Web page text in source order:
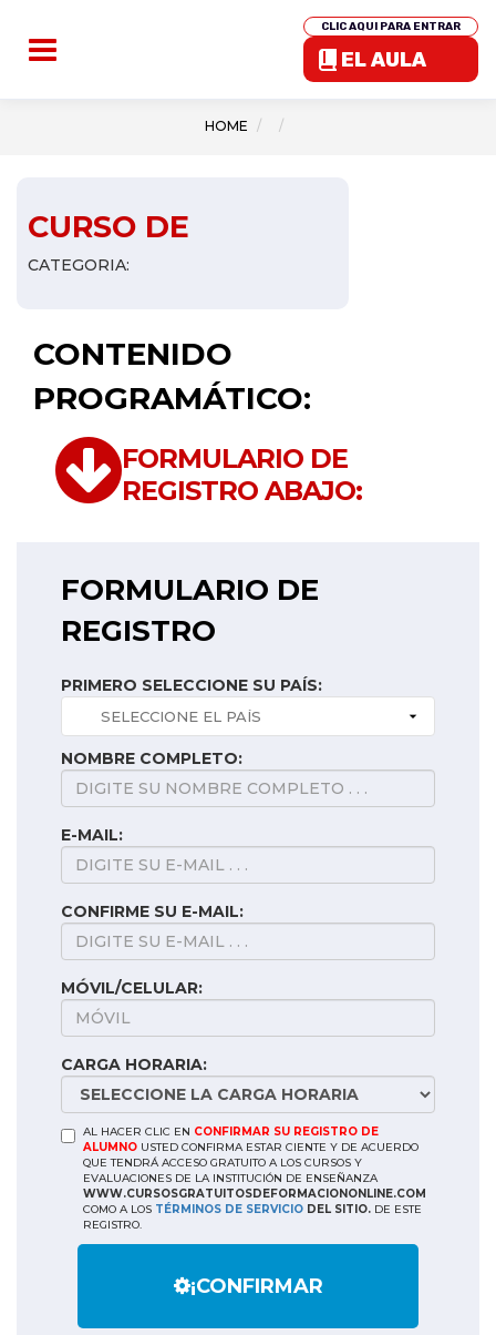
CLIC AQUI PARA ENTRAR
EL AULA
HOME
CURSO DE
CATEGORIA:
CONTENIDO
PROGRAMÁTICO:
FORMULARIO DE
REGISTRO ABAJO:
FORMULARIO DE
REGISTRO
PRIMERO SELECCIONE SU PAÍS:
NOMBRE COMPLETO:
E-MAIL:
CONFIRME SU E-MAIL:
MÓVIL/CELULAR:
CARGA HORARIA:
AL HACER CLIC EN CONFIRMAR SU REGISTRO DE
ALUMNO USTED CONFIRMA ESTAR CIENTE Y DE ACUERDO
QUE TENDRÁ ACCESO GRATUITO A LOS CURSOS Y
EVALUACIONES DE LA INSTITUCIÓN DE ENSEÑANZA
WWW.CURSOSGRATUITOSDEFORMACIONONLINE.COM
COMO A LOS TÉRMINOS DE SERVICIO DEL SITIO. DE ESTE
REGISTRO.
¡CONFIRMAR